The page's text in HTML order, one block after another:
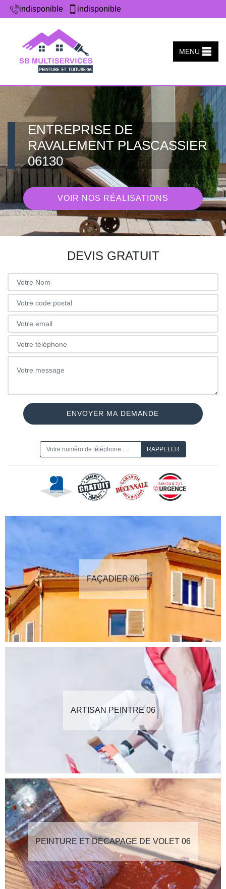
indisponible indisponible
MENU
ENTREPRISE DE
RAVALEMENT PLASCASSIER
06130
VOIR NOS RÉALISATIONS
DEVIS GRATUIT
FAÇADIER 06
ARTISAN PEINTRE 06
PEINTURE ET DÉCAPAGE DE VOLET 06